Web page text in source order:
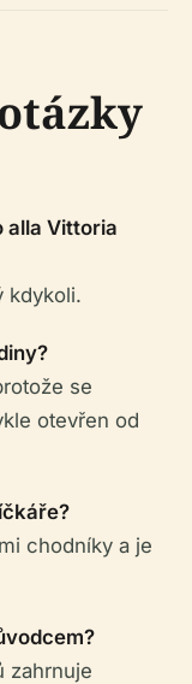
alla Vittoria
kdykoli.
se
otevřen od
chodníky a je
zahrnuje